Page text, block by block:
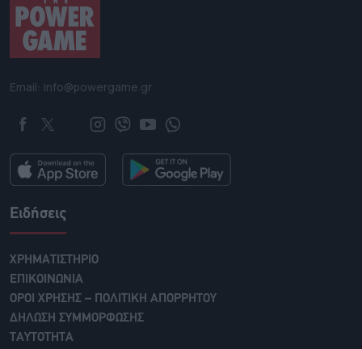
Email: info@powergame.gr
Ειδήσεις
ΧΡΗΜΑΤΙΣΤΗΡΙΟ
ΕΠΙΚΟΙΝΩΝΙΑ
ΟΡΟΙ ΧΡΗΣΗΣ – ΠΟΛΙΤΙΚΗ ΑΠΟΡΡΗΤΟΥ
ΔΗΛΩΣΗ ΣΥΜΜΟΡΦΩΣΗΣ
ΤΑΥΤΟΤΗΤΑ